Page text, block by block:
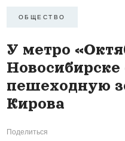
ОБЩЕСТВО
У метро
Новосибирске
пешеходную
Кирова
Поделиться